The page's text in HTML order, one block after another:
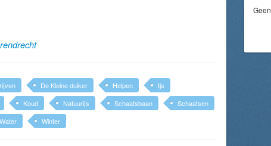
De Kleine duiker Helpen
Ijs
Koud Natuurijs Schaatsbaan
Schaatsen
Water Winter